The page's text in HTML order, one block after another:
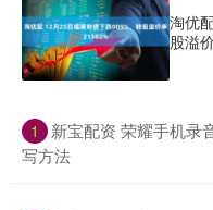
淘优
股溢
1
新宝配资 荣耀手机录
写方法